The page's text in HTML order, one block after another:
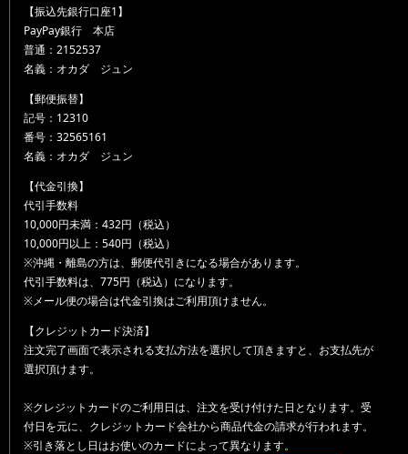
【振込先銀行口座1】
PayPay銀行 本店
普通：2152537
名義：オカダ ジュン
【郵便振替】
記号：12310
番号：32565161
名義：オカダ ジュン
【代金引換】
代引手数料
10,000円未満：432円（税込）
10,000円以上：540円（税込）
※沖縄・離島の方は、郵便代引きになる場合があります。
代引手数料は、775円（税込）になります。
※メール便の場合は代金引換はご利用頂けません。
【クレジットカード決済】
注文完了画面で表示される支払方法を選択して頂きますと、お支払先が
選択頂けます。
※クレジットカードのご利用日は、注文を受け付けた日となります。受
付日を元に、クレジットカード会社から商品代金の請求が行われます。
※引き落とし日はお使いのカードによって異なります。